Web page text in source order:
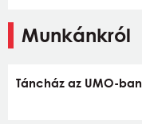
Munkánkról
Táncház az UMO-ban